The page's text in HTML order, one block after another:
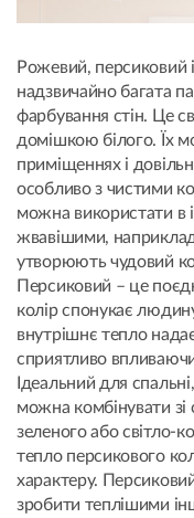
Рожевий, персиковий
надзвичайно багата
фарбування стін. Це
домішкою білого. Їх
приміщеннях і
особливо з чистими
можна використати в
жвавішими,
утворюють чудовий
Персиковий – це
колір спонукає
внутрішнє тепло
сприятливо
Ідеальний для
можна комбінувати зі
зеленого або світло-
тепло персикового
характеру.
зробити теплішими